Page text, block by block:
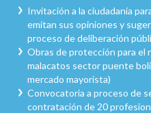
Invitación a la ciudadanía
emitan sus opiniones y
proceso de deliberación
Obras de protección para el
malacatos sector puente
mercado mayorista)
Convocatoria a proceso de
contratación de 20